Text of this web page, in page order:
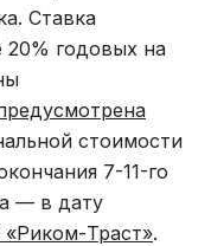
Ставка
20% годовых на
стоимости
7-11-го
— в дату
Траст».